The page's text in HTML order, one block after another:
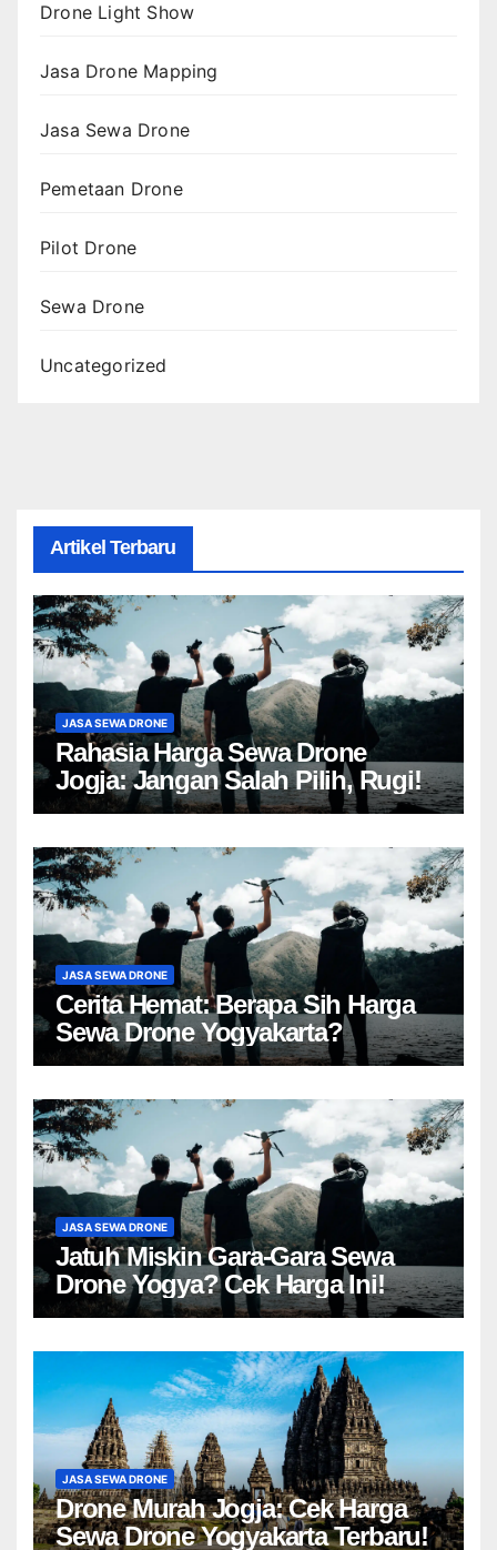
Drone Light Show
Jasa Drone Mapping
Jasa Sewa Drone
Pemetaan Drone
Pilot Drone
Sewa Drone
Uncategorized
Artikel Terbaru
JASA SEWA DRONE
Rahasia Harga Sewa Drone
Jogja: Jangan Salah Pilih, Rugi!
JASA SEWA DRONE
Cerita Hemat: Berapa Sih Harga
Sewa Drone Yogyakarta?
JASA SEWA DRONE
Jatuh Miskin Gara-Gara Sewa
Drone Yogya? Cek Harga Ini!
JASA SEWA DRONE
Drone Murah Jogja: Cek Harga
Sewa Drone Yogyakarta Terbaru!